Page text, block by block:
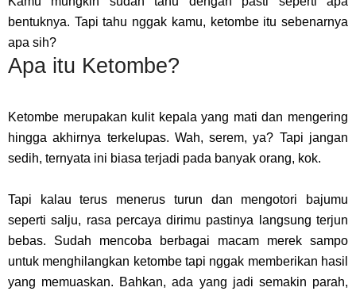
bentuknya. Tapi tahu nggak kamu, ketombe itu sebenarnya
apa sih?
Apa itu Ketombe?
Ketombe merupakan kulit kepala yang mati dan mengering
hingga akhirnya terkelupas. Wah, serem, ya? Tapi jangan
sedih, ternyata ini biasa terjadi pada banyak orang, kok.
Tapi kalau terus menerus turun dan mengotori bajumu
seperti salju, rasa percaya dirimu pastinya langsung terjun
bebas. Sudah mencoba berbagai macam merek sampo
untuk menghilangkan ketombe tapi nggak memberikan hasil
yang memuaskan. Bahkan, ada yang jadi semakin parah,